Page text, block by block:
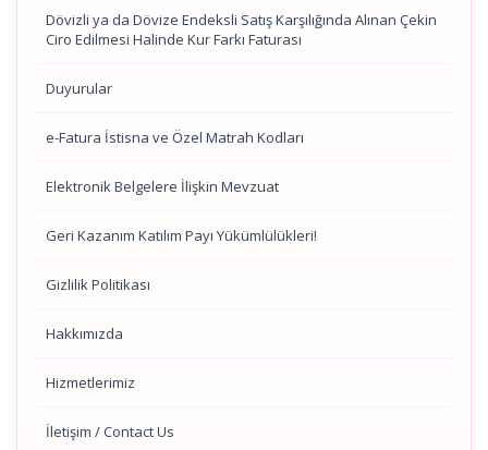
Dövizli ya da Dövize Endeksli Satış Karşılığında Alınan Çekin
Ciro Edilmesi Halinde Kur Farkı Faturası
Duyurular
e-Fatura İstisna ve Özel Matrah Kodları
Elektronik Belgelere İlişkin Mevzuat
Geri Kazanım Katılım Payı Yükümlülükleri!
Gizlilik Politikası
Hakkımızda
Hizmetlerimiz
İletişim / Contact Us